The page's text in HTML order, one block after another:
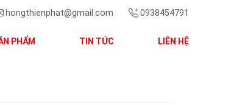
hongthienphat@gmail.com 0938454791
PHẨM TIN TỨC LIÊN HỆ